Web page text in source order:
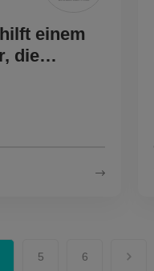
einem
die
5 6